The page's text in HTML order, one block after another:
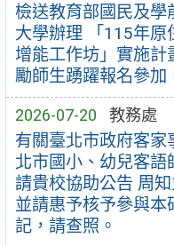
檢送教育部國民及學
大學辦理 「115年原
增能工作坊」實施
勵師生踴躍報名參加
2026-07-20 教務處
有關臺北市政府客
北市國小、幼兒客語
請貴校協助公告 周
並請惠予核予參與
記，請查照。